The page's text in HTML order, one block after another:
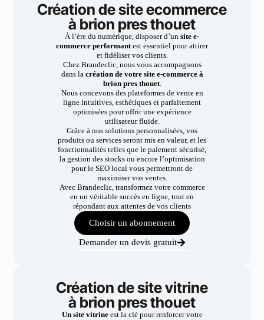
Création de site ecommerce
à brion pres thouet
À l’ère du numérique, disposer d’un site e-
commerce performantest essentiel pour attirer
et fidéliser vos clients.
Chez Brandeclic, nous vous accompagnons
dans la création de votre site e-commerce à
brion pres thouet.
Nous concevons des plateformes de vente en
ligne intuitives, esthétiques et parfaitement
optimisées pour offrir une expérience
utilisateur fluide.
Grâce à nos solutions personnalisées, vos
produits ou services seront mis en valeur, et les
fonctionnalités telles que le paiement sécurisé,
la gestion des stocks ou encore l’optimisation
pour le SEO local vous permettront de
maximiser vos ventes.
Avec Brandeclic, transformez votre commerce
en un véritable succès en ligne, tout en
répondant aux attentes de vos clients
Choisir un abonnement
Demander un devis gratuit
Création de site vitrine
à brion pres thouet
Un site vitrineest la clé pour renforcer votre